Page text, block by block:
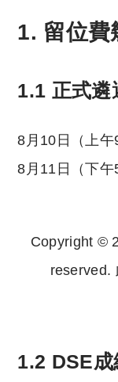
1. 留位費
1.1 正式遴
8月10日（上
8月11日（下
Copyright ©
reserved.
1.2 DSE成